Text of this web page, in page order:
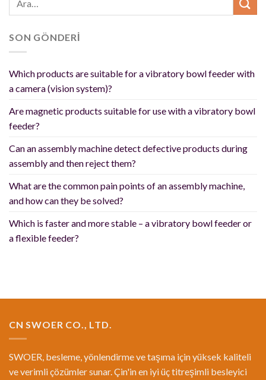
SON GÖNDERİ
Which products are suitable for a vibratory bowl feeder with
a camera (vision system)?
Are magnetic products suitable for use with a vibratory bowl
feeder?
Can an assembly machine detect defective products during
assembly and then reject them?
What are the common pain points of an assembly machine,
and how can they be solved?
Which is faster and more stable – a vibratory bowl feeder or
a flexible feeder?
CN SWOER CO., LTD.
SWOER, besleme, yönlendirme ve taşıma için yüksek kaliteli
ve verimli çözümler sunar. Çin'in en iyi üç titreşimli besleyici